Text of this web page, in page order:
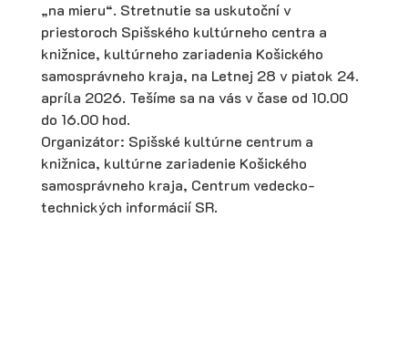
„na mieru“. Stretnutie sa uskutoční v
priestoroch Spišského kultúrneho centra a
knižnice, kultúrneho zariadenia Košického
samosprávneho kraja, na Letnej 28 v piatok 24.
apríla 2026. Tešíme sa na vás v čase od 10.00
do 16.00 hod.
Organizátor: Spišské kultúrne centrum a
knižnica, kultúrne zariadenie Košického
samosprávneho kraja, Centrum vedecko-
technických informácií SR.